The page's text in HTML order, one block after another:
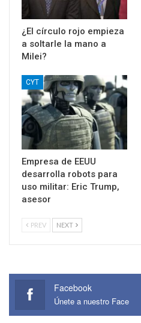
¿El círculo rojo empieza
a soltarle la mano a
Milei?
CYT
Empresa de EEUU
desarrolla robots para
uso militar: Eric Trump,
asesor
PREV NEXT
Facebook
Únete a nuestro Face